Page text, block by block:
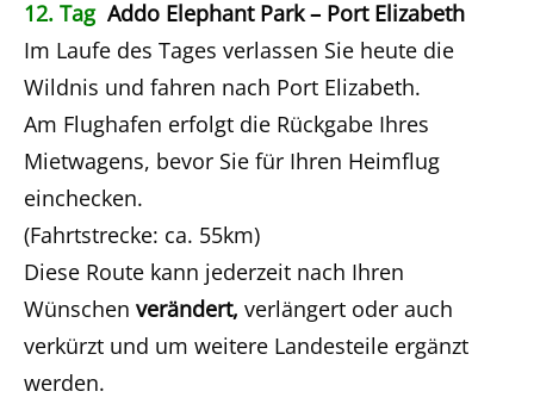
12. TagAddo Elephant Park – Port Elizabeth
Im Laufe des Tages verlassen Sie heute die
Wildnis und fahren nach Port Elizabeth.
Am Flughafen erfolgt die Rückgabe Ihres
Mietwagens, bevor Sie für Ihren Heimflug
einchecken.
(Fahrtstrecke: ca. 55km)
Diese Route kann jederzeit nach Ihren
Wünschen verändert, verlängert oder auch
verkürzt und um weitere Landesteile ergänzt
werden.